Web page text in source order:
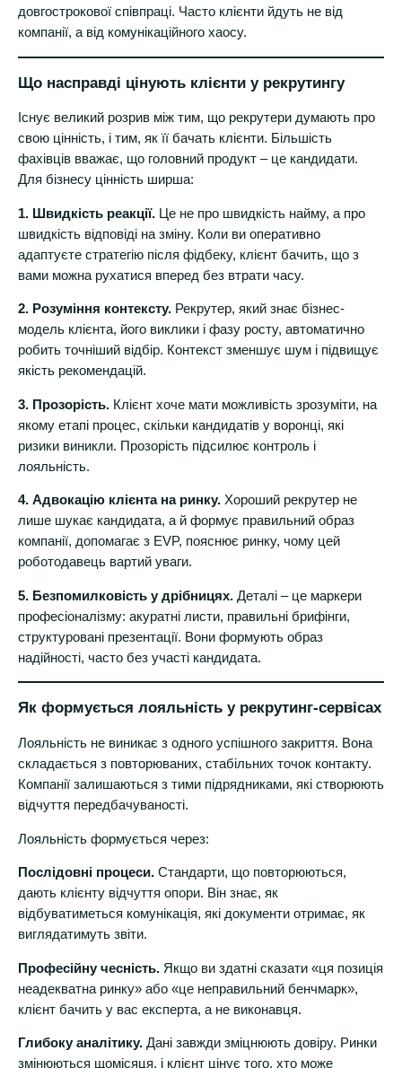
довгострокової співпраці. Часто клієнти йдуть не від
компанії, а від комунікаційного хаосу.
Що насправді цінують клієнти у рекрутингу
Існує великий розрив між тим, що рекрутери думають про
свою цінність, і тим, як її бачать клієнти. Більшість
фахівців вважає, що головний продукт – це кандидати.
Для бізнесу цінність ширша:
1. Швидкість реакції. Це не про швидкість найму, а про
швидкість відповіді на зміну. Коли ви оперативно
адаптуєте стратегію після фідбеку, клієнт бачить, що з
вами можна рухатися вперед без втрати часу.
2. Розуміння контексту. Рекрутер, який знає бізнес-
модель клієнта, його виклики і фазу росту, автоматично
робить точніший відбір. Контекст зменшує шум і підвищує
якість рекомендацій.
3. Прозорість. Клієнт хоче мати можливість зрозуміти, на
якому етапі процес, скільки кандидатів у воронці, які
ризики виникли. Прозорість підсилює контроль і
лояльність.
4. Адвокацію клієнта на ринку. Хороший рекрутер не
лише шукає кандидата, а й формує правильний образ
компанії, допомагає з EVP, пояснює ринку, чому цей
роботодавець вартий уваги.
5. Безпомилковість у дрібницях. Деталі – це маркери
професіоналізму: акуратні листи, правильні брифінги,
структуровані презентації. Вони формують образ
надійності, часто без участі кандидата.
Як формується лояльність у рекрутинг-сервісах
Лояльність не виникає з одного успішного закриття. Вона
складається з повторюваних, стабільних точок контакту.
Компанії залишаються з тими підрядниками, які створюють
відчуття передбачуваності.
Лояльність формується через:
Послідовні процеси. Стандарти, що повторюються,
дають клієнту відчуття опори. Він знає, як
відбуватиметься комунікація, які документи отримає, як
виглядатимуть звіти.
Професійну чесність. Якщо ви здатні сказати «ця позиція
неадекватна ринку» або «це неправильний бенчмарк»,
клієнт бачить у вас експерта, а не виконавця.
Глибоку аналітику. Дані завжди зміцнюють довіру. Ринки
змінюються щомісяця, і клієнт цінує того, хто може